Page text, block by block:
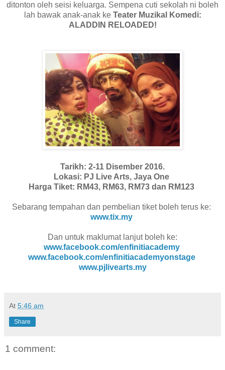
ditonton oleh seisi keluarga. Sempena cuti sekolah ni boleh
lah bawak anak-anak ke Teater Muzikal Komedi:
ALADDIN RELOADED!
Tarikh: 2-11 Disember 2016.
Lokasi: PJ Live Arts, Jaya One
Harga Tiket: RM43, RM63, RM73 dan RM123
Sebarang tempahan dan pembelian tiket boleh terus ke:
www.tix.my
Dan untuk maklumat lanjut boleh ke:
www.facebook.com/enfinitiacademy
www.facebook.com/enfinitiacademyonstage
www.pjlivearts.my
At 5:46 am
Share
1 comment: